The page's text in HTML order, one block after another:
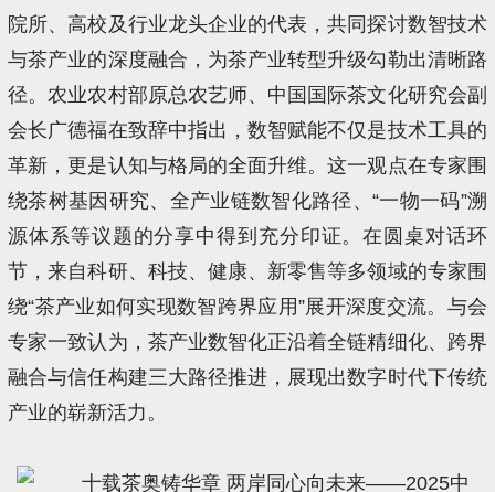
院所、高校及行业龙头企业的代表，共同探讨数智技术
与茶产业的深度融合，为茶产业转型升级勾勒出清晰路
径。农业农村部原总农艺师、中国国际茶文化研究会副
会长广德福在致辞中指出，数智赋能不仅是技术工具的
革新，更是认知与格局的全面升维。这一观点在专家围
绕茶树基因研究、全产业链数智化路径、“一物一码”溯
源体系等议题的分享中得到充分印证。在圆桌对话环
节，来自科研、科技、健康、新零售等多领域的专家围
绕“茶产业如何实现数智跨界应用”展开深度交流。与会
专家一致认为，茶产业数智化正沿着全链精细化、跨界
融合与信任构建三大路径推进，展现出数字时代下传统
产业的崭新活力。